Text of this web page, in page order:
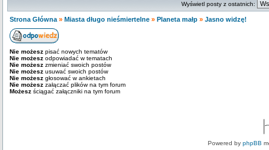
Wyświetl posty z ostatnich:
Strona Główna » Miasta długo nieśmiertelne » Planeta małp » Jasno widzę!
Nie możesz pisać nowych tematów
Nie możesz odpowiadać w tematach
Nie możesz zmieniać swoich postów
Nie możesz usuwać swoich postów
Nie możesz głosować w ankietach
Nie możesz załączać plików na tym forum
Możesz ściągać załączniki na tym forum
Powered by phpBB